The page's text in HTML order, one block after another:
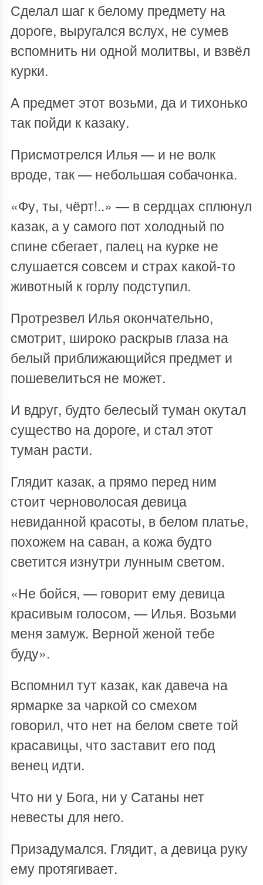
Сделал шаг к белому предмету на
дороге, выругался вслух, не сумев
вспомнить ни одной молитвы, и взвёл
курки.
А предмет этот возьми, да и тихонько
так пойди к казаку.
Присмотрелся Илья — и не волк
вроде, так — небольшая собачонка.
«Фу, ты, чёрт!..» — в сердцах сплюнул
казак, а у самого пот холодный по
спине сбегает, палец на курке не
слушается совсем и страх какой-то
животный к горлу подступил.
Протрезвел Илья окончательно,
смотрит, широко раскрыв глаза на
белый приближающийся предмет и
пошевелиться не может.
И вдруг, будто белесый туман окутал
существо на дороге, и стал этот
туман расти.
Глядит казак, а прямо перед ним
стоит черноволосая девица
невиданной красоты, в белом платье,
похожем на саван, а кожа будто
светится изнутри лунным светом.
«Не бойся, — говорит ему девица
красивым голосом, — Илья. Возьми
меня замуж. Верной женой тебе
буду».
Вспомнил тут казак, как давеча на
ярмарке за чаркой со смехом
говорил, что нет на белом свете той
красавицы, что заставит его под
венец идти.
Что ни у Бога, ни у Сатаны нет
невесты для него.
Призадумался. Глядит, а девица руку
ему протягивает.